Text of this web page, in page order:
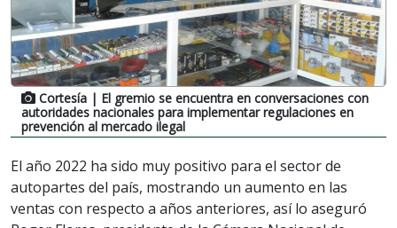
Cortesía | El gremio se encuentra en conversaciones con
autoridades nacionales para implementar regulaciones en
prevención al mercado ilegal
El año 2022 ha sido muy positivo para el sector de
autopartes del país, mostrando un aumento en las
ventas con respecto a años anteriores, así lo aseguró